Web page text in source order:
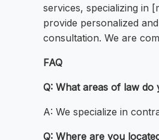
services, specializing in
provide personalized
consultation. We are
FAQ
Q: What areas of law do
A: We specialize in
Q: Where are you